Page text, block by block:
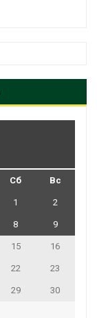
Сб Вс
1 2
8 9
15 16
22 23
29 30